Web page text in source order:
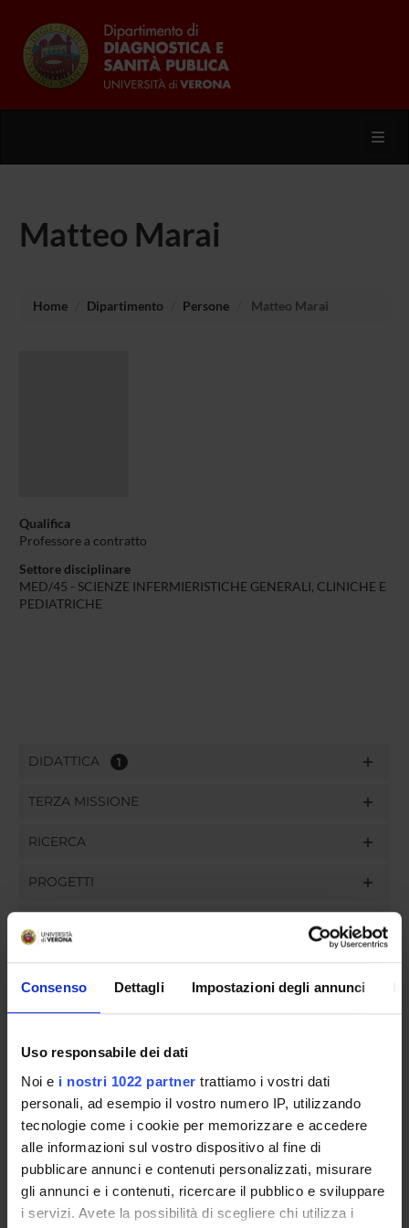
Consenso Dettagli Impostazioni degli annunci
Uso responsabile dei dati
Noi e i nostri 1022 partner trattiamo i vostri dati
personali, ad esempio il vostro numero IP, utilizzando
tecnologie come i cookie per memorizzare e accedere
alle informazioni sul vostro dispositivo al fine di
pubblicare annunci e contenuti personalizzati, misurare
gli annunci e i contenuti, ricercare il pubblico e sviluppare
i servizi. Avete la possibilità di scegliere chi utilizza i
Matteo Marai
Home Dipartimento Persone Matteo Marai
Qualifica
Professore a contratto
Settore disciplinare
MED/45 - SCIENZE INFERMIERISTICHE GENERALI, CLINICHE E
PEDIATRICHE
DIDATTICA 1
TERZA MISSIONE
RICERCA
PROGETTI
GOVERNANCE
COMMISSIONI
UFFICI E STRUTTURE DI SERVIZIO
SERVIZI DI SEGRETERIA STUDENTI